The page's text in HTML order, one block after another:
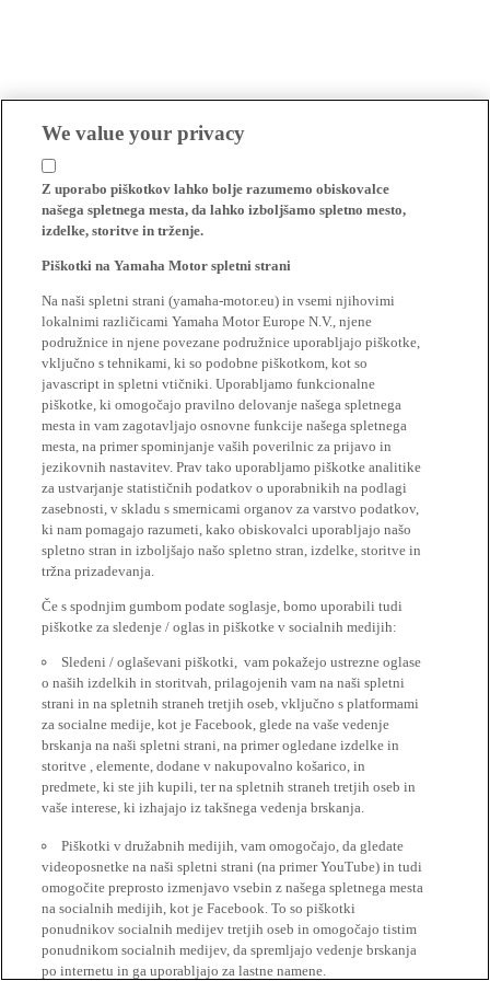
We value your privacy
Z uporabo piškotkov lahko bolje razumemo obiskovalce
našega spletnega mesta, da lahko izboljšamo spletno mesto,
izdelke, storitve in trženje.
Piškotki na Yamaha Motor spletni strani
Na naši spletni strani (yamaha-motor.eu) in vsemi njihovimi
lokalnimi različicami Yamaha Motor Europe N.V., njene
podružnice in njene povezane podružnice uporabljajo piškotke,
vključno s tehnikami, ki so podobne piškotkom, kot so
javascript in spletni vtičniki. Uporabljamo funkcionalne
piškotke, ki omogočajo pravilno delovanje našega spletnega
mesta in vam zagotavljajo osnovne funkcije našega spletnega
mesta, na primer spominjanje vaših poverilnic za prijavo in
jezikovnih nastavitev. Prav tako uporabljamo piškotke analitike
za ustvarjanje statističnih podatkov o uporabnikih na podlagi
zasebnosti, v skladu s smernicami organov za varstvo podatkov,
ki nam pomagajo razumeti, kako obiskovalci uporabljajo našo
spletno stran in izboljšajo našo spletno stran, izdelke, storitve in
tržna prizadevanja.
Če s spodnjim gumbom podate soglasje, bomo uporabili tudi
piškotke za sledenje / oglas in piškotke v socialnih medijih:
Sledeni / oglaševani piškotki, vam pokažejo ustrezne oglase
o naših izdelkih in storitvah, prilagojenih vam na naši spletni
strani in na spletnih straneh tretjih oseb, vključno s platformami
za socialne medije, kot je Facebook, glede na vaše vedenje
brskanja na naši spletni strani, na primer ogledane izdelke in
storitve , elemente, dodane v nakupovalno košarico, in
predmete, ki ste jih kupili, ter na spletnih straneh tretjih oseb in
vaše interese, ki izhajajo iz takšnega vedenja brskanja.
Piškotki v družabnih medijih, vam omogočajo, da gledate
videoposnetke na naši spletni strani (na primer YouTube) in tudi
omogočite preprosto izmenjavo vsebin z našega spletnega mesta
na socialnih medijih, kot je Facebook. To so piškotki
ponudnikov socialnih medijev tretjih oseb in omogočajo tistim
ponudnikom socialnih medijev, da spremljajo vedenje brskanja
po internetu in ga uporabljajo za lastne namene.